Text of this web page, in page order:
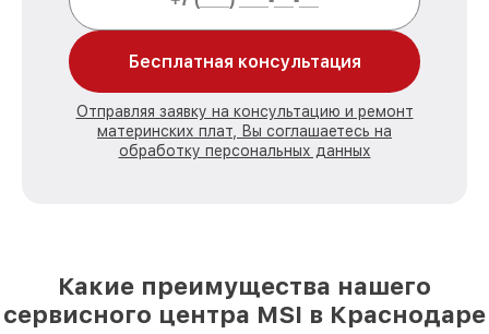
Бесплатная консультация
Отправляя заявку на консультацию и ремонт
материнских плат, Вы соглашаетесь на
обработку персональных данных
Какие преимущества нашего
сервисного центра MSI в Краснодаре